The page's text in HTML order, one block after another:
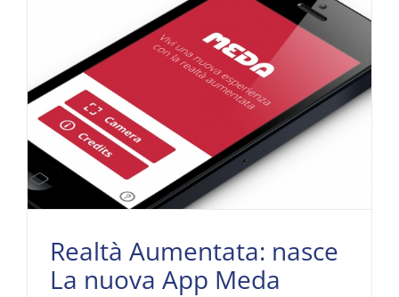
Realtà Aumentata: nasce
La nuova App Meda